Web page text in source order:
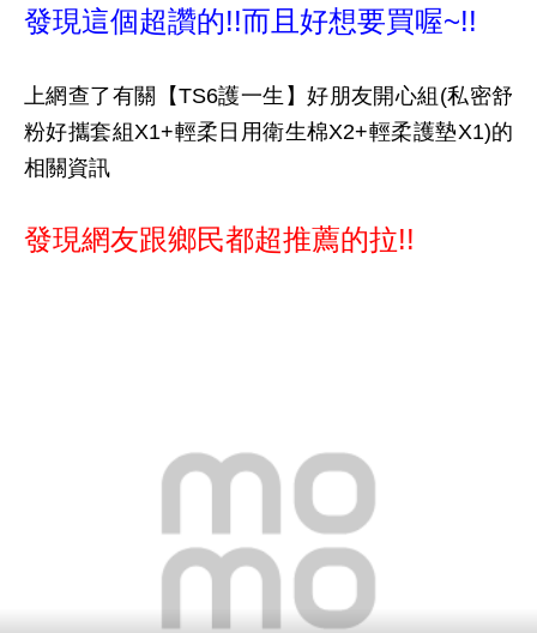
發現這個超讚的!!而且好想要買喔~!!
上網查了有關【TS6護一生】好朋友開心組(私密舒
粉好攜套組X1+輕柔日用衛生棉X2+輕柔護墊X1)的
相關資訊
發現網友跟鄉民都超推薦的拉!!